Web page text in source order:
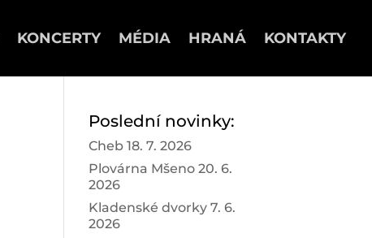
KONCERTY MÉDIA HRANÁ KONTAKTY
Poslední novinky:
Cheb 18. 7. 2026
Plovárna Mšeno 20. 6.
2026
Kladenské dvorky 7. 6.
2026